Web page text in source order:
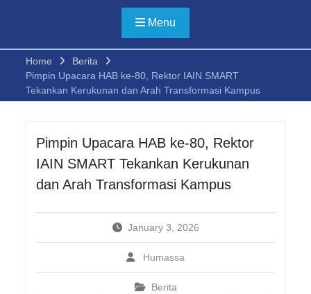
PTKIN 2026 Diperpanjang
Menu
Home
Berita
Pimpin Upacara HAB ke-80, Rektor IAIN SMART
Tekankan Kerukunan dan Arah Transformasi Kampus
Pimpin Upacara HAB ke-80, Rektor
IAIN SMART Tekankan Kerukunan
dan Arah Transformasi Kampus
January 3, 2026
Humassa
Berita